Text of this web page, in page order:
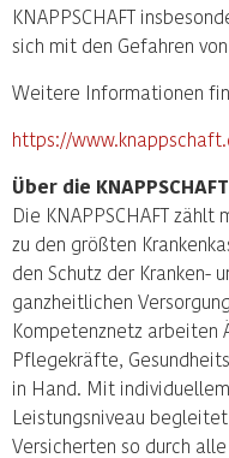
KNAPPSCHAFT
sich mit den Gefahren
Weitere Informationen
https://
Über die KNAPPSCHAFT
Die KNAPPSCHAFT
zu den größten
den Schutz der Kranken-
ganzheitlichen
Kompetenznetz arbeiten
Pflegekräfte,
in Hand. Mit
Leistungsniveau begleitet
Versicherten so durch